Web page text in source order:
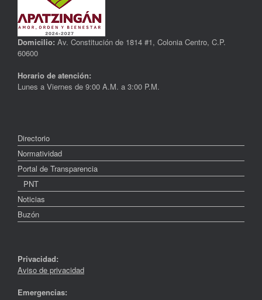
Domicilio: Av. Constitución de 1814 #1, Colonia Centro, C.P.
60600
Horario de atención:
Lunes a Viernes de 9:00 A.M. a 3:00 P.M.
Directorio
Normatividad
Portal de Transparencia
PNT
Noticias
Buzón
Privacidad:
Aviso de privacidad
Emergencias: